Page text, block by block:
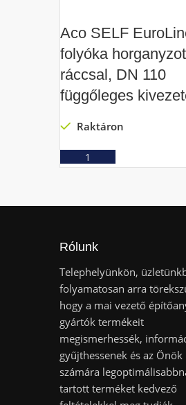
Aco SELF
folyóka
ráccsal, DN 110
függőleges
Raktáron
Rólunk
Telephelyünkön,
folyamatosan arra
hogy a mai vezető
gyártók termékeit
megismerhessék,
gyűjthessenek és az Önök
számára
tartott terméket kedvező